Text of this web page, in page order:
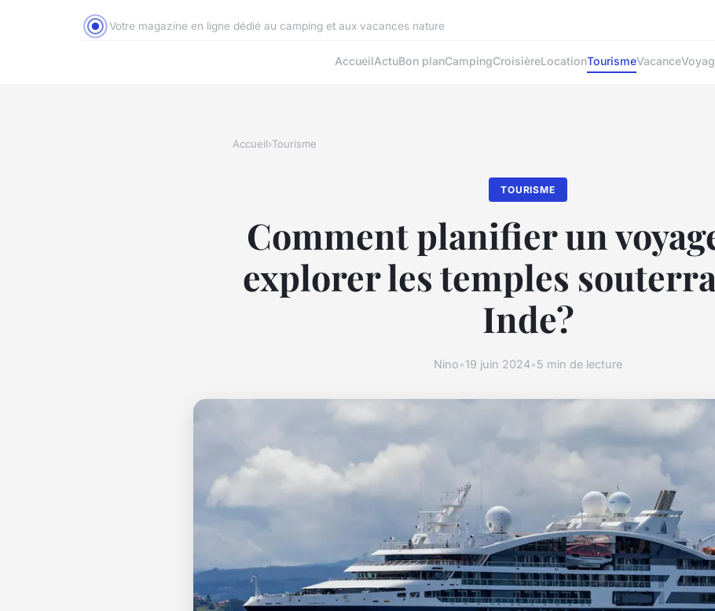
Votre magazine en ligne dédié au camping et aux vacances nature
AccueilActuBon planCampingCroisièreLocationTourismeVacance
Accueil›Tourisme
TOURISME
Comment planifier un
explorer les temples
Inde?
Nino•19 juin 2024•5 min de lecture